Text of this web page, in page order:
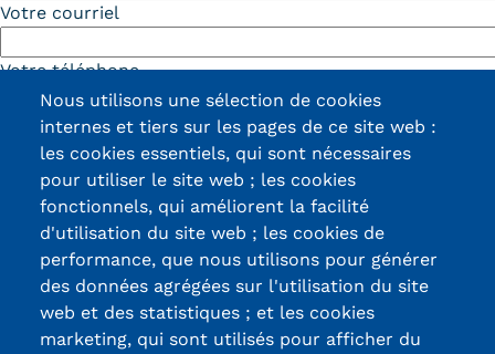
Votre courriel
Votre téléphone
Sujet
Message
Nous utilisons une sélection de cookies
internes et tiers sur les pages de ce site web :
les cookies essentiels, qui sont nécessaires
pour utiliser le site web ; les cookies
fonctionnels, qui améliorent la facilité
d'utilisation du site web ; les cookies de
performance, que nous utilisons pour générer
des données agrégées sur l'utilisation du site
web et des statistiques ; et les cookies
marketing, qui sont utilisés pour afficher du